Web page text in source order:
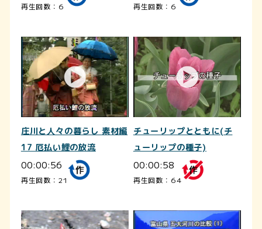
再生回数：6 再生回数：6
庄川と人々の暮らし 素材編
17 厄払い鯉の放流
00:00:56
再生回数：21
チューリップとともに(チ
ューリップの種子)
00:00:58
再生回数：64